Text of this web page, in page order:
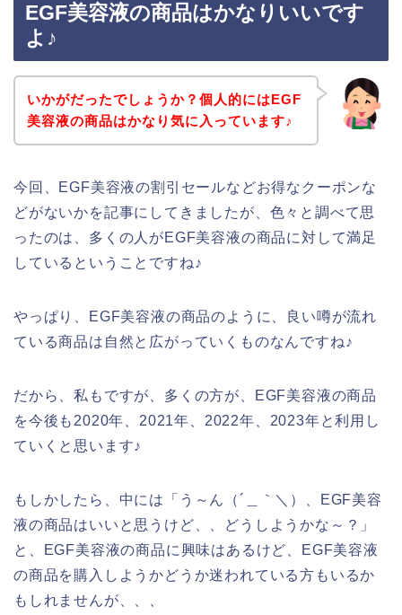
EGF美容液の商品はかなりいいです
よ♪
いかがだったでしょうか？個人的にはEGF
美容液の商品はかなり気に入っています♪
今回、EGF美容液の割引セールなどお得なクーポンな
どがないかを記事にしてきましたが、色々と調べて思
ったのは、多くの人がEGF美容液の商品に対して満足
しているということですね♪
やっぱり、EGF美容液の商品のように、良い噂が流れ
ている商品は自然と広がっていくものなんですね♪
だから、私もですが、多くの方が、EGF美容液の商品
を今後も2020年、2021年、2022年、2023年と利用し
ていくと思います♪
もしかしたら、中には「う～ん（´＿｀＼）、EGF美容
液の商品はいいと思うけど、、どうしようかな～？」
と、EGF美容液の商品に興味はあるけど、EGF美容液
の商品を購入しようかどうか迷われている方もいるか
もしれませんが、、、